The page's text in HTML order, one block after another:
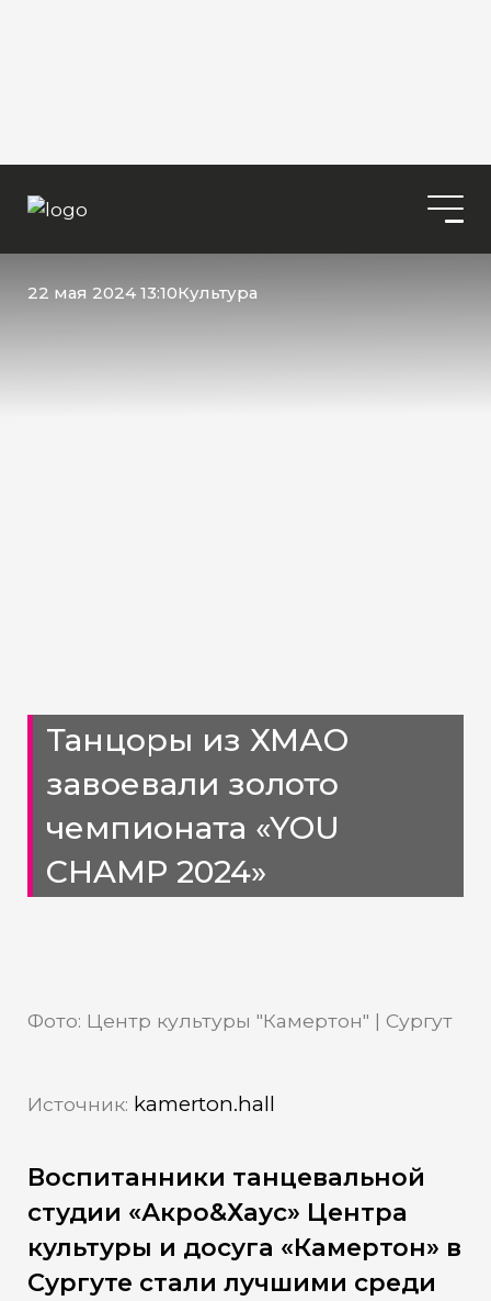
22 мая 2024 13:10Культура
Танцоры из ХМАО
завоевали золото
чемпионата «YOU
CHAMP 2024»
Фото: Центр культуры "Камертон" | Сургут
Источник: kamerton.hall
Воспитанники танцевальной
студии «Акро&Хаус» Центра
культуры и досуга «Камертон» в
Сургуте стали лучшими среди